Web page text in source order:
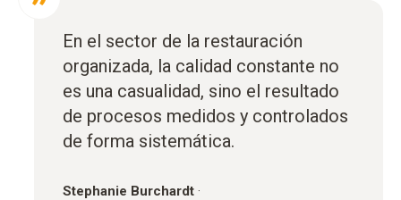
En el sector de la restauración
organizada, la calidad constante no
es una casualidad, sino el resultado
de procesos medidos y controlados
de forma sistemática.
Stephanie Burchardt ·